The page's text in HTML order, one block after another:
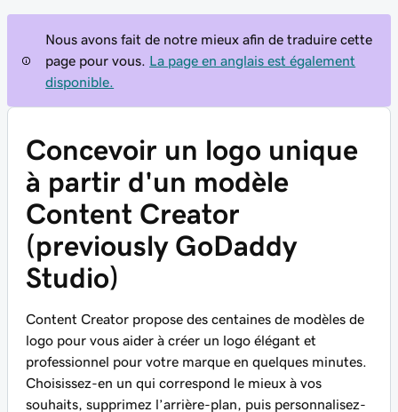
Nous avons fait de notre mieux afin de traduire cette
page pour vous.
La page en anglais est également
disponible.
Concevoir un logo unique
à partir d'un modèle
Content Creator
(previously GoDaddy
Studio)
Content Creator propose des centaines de modèles de
logo pour vous aider à créer un logo élégant et
professionnel pour votre marque en quelques minutes.
Choisissez-en un qui correspond le mieux à vos
souhaits, supprimez l’arrière-plan, puis personnalisez-